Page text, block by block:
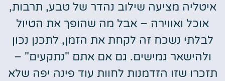
איטליה מציעה שילוב נהדר של טבע, תרבות,
אוכל ואווירה – אבל מה שהופך את הטיול
לבלתי נשכח זה לקחת את הזמן, לתכנן נכון
ולהישאר גמישים. גם אם אתם "נתקעים" –
תזכרו שזו הזדמנות לחוות עוד פינה יפה שלא